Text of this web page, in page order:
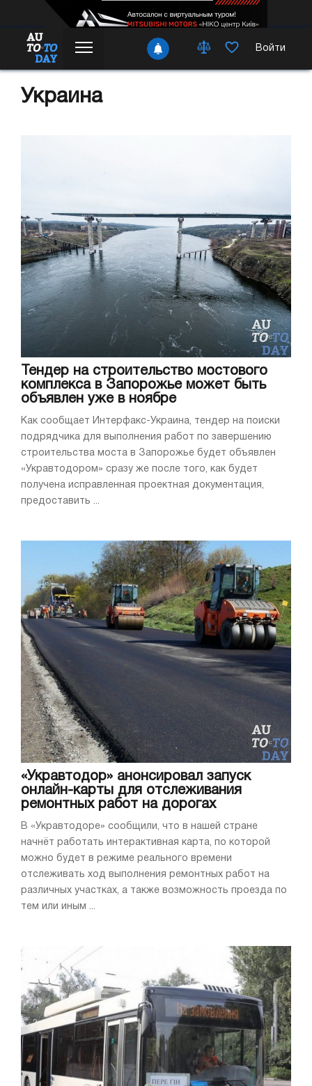
Войти
Украина
Тендер на строительство мостового
комплекса в Запорожье может быть
объявлен уже в ноябре
Как сообщает Интерфакс-Украина, тендер на поиски
подрядчика для выполнения работ по завершению
строительства моста в Запорожье будет объявлен
«Укравтодором» сразу же после того, как будет
получена исправленная проектная документация,
предоставить ...
«Укравтодор» анонсировал запуск
онлайн-карты для отслеживания
ремонтных работ на дорогах
В «Укравтодоре» сообщили, что в нашей стране
начнёт работать интерактивная карта, по которой
можно будет в режиме реального времени
отслеживать ход выполнения ремонтных работ на
различных участках, а также возможность проезда по
тем или иным ...